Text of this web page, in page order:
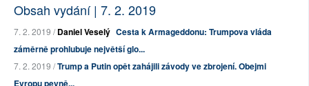
Obsah vydání | 7. 2. 2019
7. 2. 2019 /Daniel Veselý Cesta k Armageddonu: Trumpova vláda
záměrně prohlubuje největší glo...
7. 2. 2019 /Trump a Putin opět zahájili závody ve zbrojení. Obejmi
Evropu pevně...